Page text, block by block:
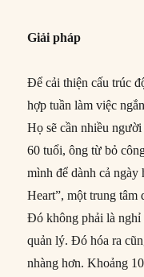
Giải pháp
Để cải thiện cấu trúc
hợp tuần làm việc
Họ sẽ cần nhiều
60 tuổi, ông từ bỏ
mình để dành cả
Heart”, một trung tâm
Đó không phải là nghỉ
quản lý. Đó hóa ra
nhàng hơn. Khoảng